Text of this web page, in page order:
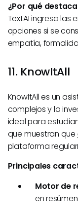
¿Por qué
TextAI ingresa las
opciones si se
empatía,
11. KnowItAll
KnowItAll es un
complejos y la
ideal para
que muestran que
plataforma
Principales
Motor de
en